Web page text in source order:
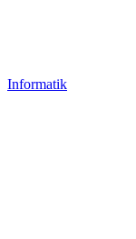
Informatik